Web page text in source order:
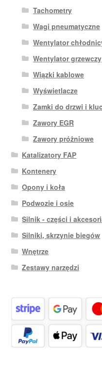
Tachometry
Wagi pneumatyczne
Wentylator
Wentylator grzewczy
Wiązki kablowe
Wyświetlacze
Zamki do drzwi i
Zawory EGR
Zawory próżniowe
Katalizatory FAP
Kontenery
Opony i koła
Podwozie i osie
Silnik - części i
Silniki, skrzynie biegów
Wnętrze
Zestawy narzędzi